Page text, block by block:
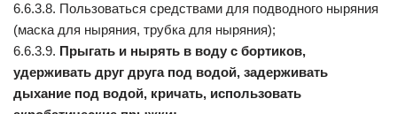
6.6.3.8. Пользоваться средствами для подводного ныряния
(маска для ныряния, трубка для ныряния);
6.6.3.9. Прыгать и нырять в воду с бортиков,
удерживать друг друга под водой, задерживать
дыхание под водой, кричать, использовать